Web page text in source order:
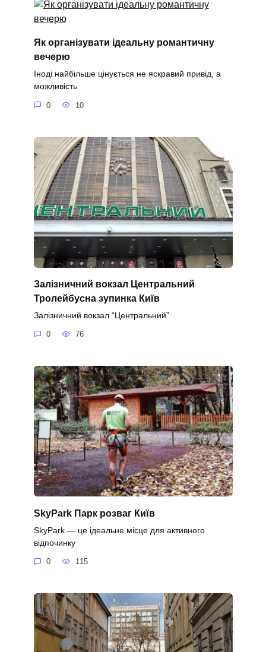
Як організувати ідеальну романтичну
вечерю
Іноді найбільше цінується не яскравий привід, а
можливість
0 10
Залізничний вокзал Центральний
Тролейбусна зупинка Київ
Залізничний вокзал “Центральний”
0 76
SkyPark Парк розваг Київ
SkyPark — це ідеальне місце для активного
відпочинку
0 115